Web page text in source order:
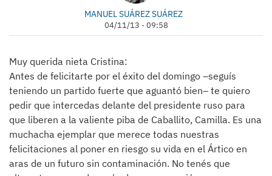
MANUEL SUÁREZ SUÁREZ
04/11/13 - 09:58
Muy querida nieta Cristina:
Antes de felicitarte por el éxito del domingo –seguís
teniendo un partido fuerte que aguantó bien– te quiero
pedir que intercedas delante del presidente ruso para
que liberen a la valiente piba de Caballito, Camilla. Es una
muchacha ejemplar que merece todas nuestras
felicitaciones al poner en riesgo su vida en el Ártico en
aras de un futuro sin contaminación. No tenés que